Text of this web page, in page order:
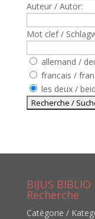
Auteur / Autor:
Mot clef /
allemand /
francais /
les deux /
BIJUS BIBLIO
Recherche
Catègorie /